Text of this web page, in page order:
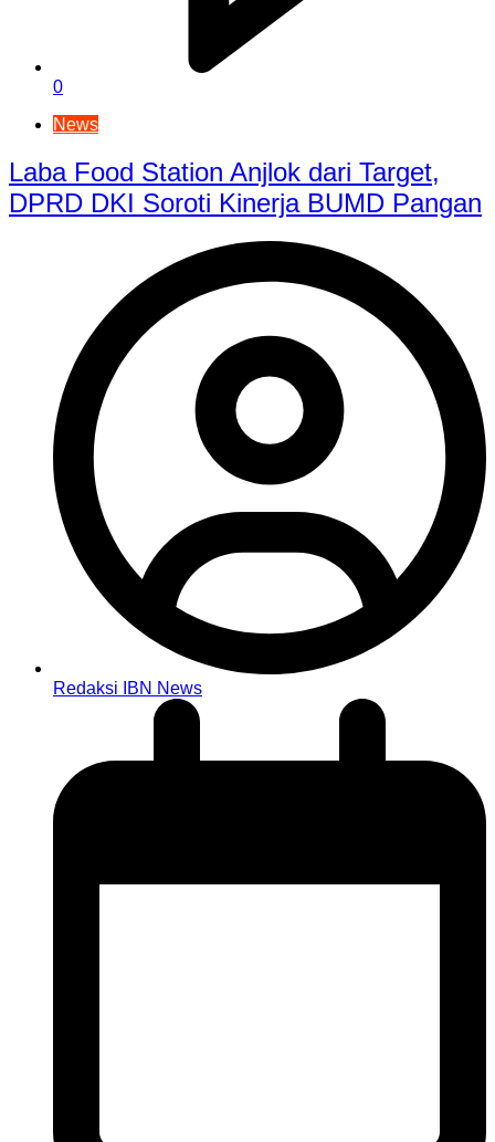
0
News
Laba Food Station Anjlok dari Target,
DPRD DKI Soroti Kinerja BUMD Pangan
Redaksi IBN News